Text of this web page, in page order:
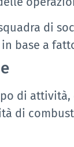
di
base a
di
di